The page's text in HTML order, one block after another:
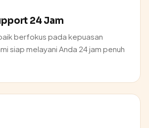
24 Jam
berfokus pada kepuasan
siap melayani Anda 24 jam penuh